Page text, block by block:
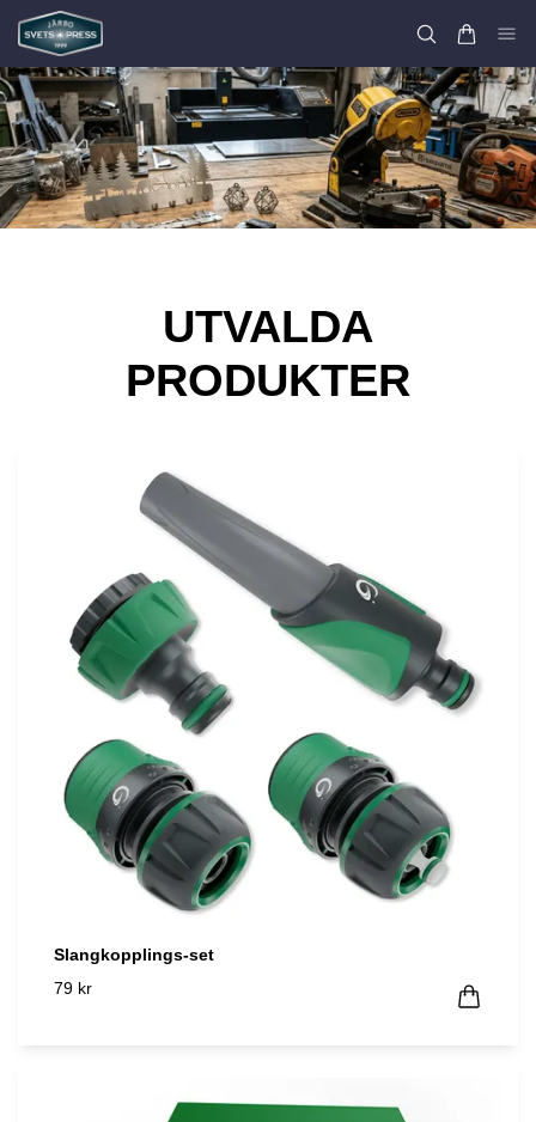
UTVALDA
PRODUKTER
Slangkopplings-set
79 kr